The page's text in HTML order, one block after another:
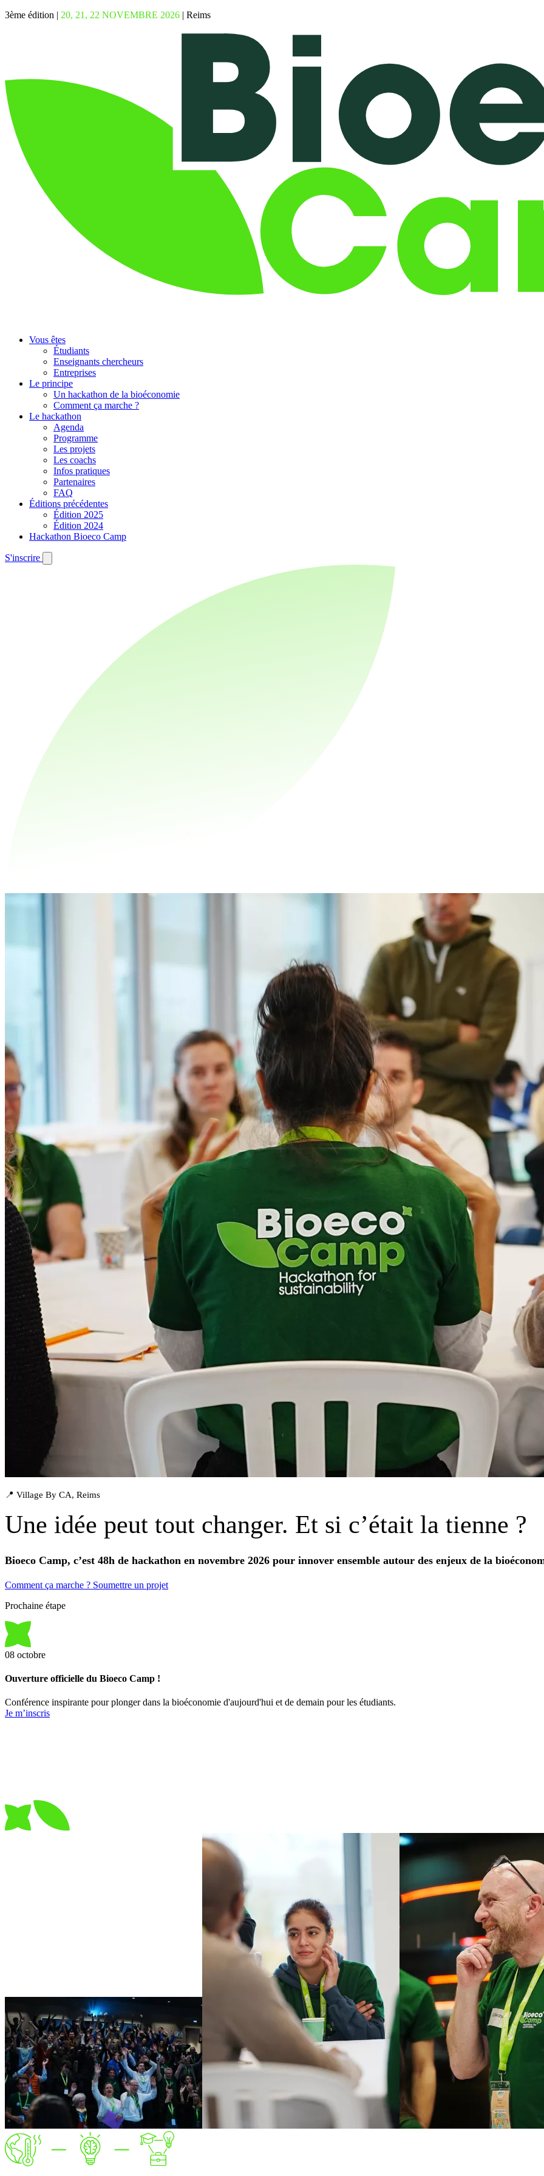
3ème édition | 20, 21, 22 NOVEMBRE 2026 | Reims
Vous êtes
Étudiants
Enseignants chercheurs
Entreprises
Le principe
Un hackathon de la bioéconomie
Comment ça marche ?
Le hackathon
Agenda
Programme
Les projets
Les coachs
Infos pratiques
Partenaires
FAQ
Éditions précédentes
Édition 2025
Édition 2024
Hackathon Bioeco Camp
S'inscrire
📍 Village By CA, Reims
Une idée peut tout changer. Et si c’était la tienne ?
Bioeco Camp, c’est 48h de hackathon en novembre 2026 pour innover ensemble autour des enjeux de la
Comment ça marche ? Soumettre un projet
Prochaine étape
08 octobre
Ouverture officielle du Bioeco Camp !
Conférence inspirante pour plonger dans la bioéconomie d'aujourd'hui et de demain pour les étudiants.
Je m’inscris